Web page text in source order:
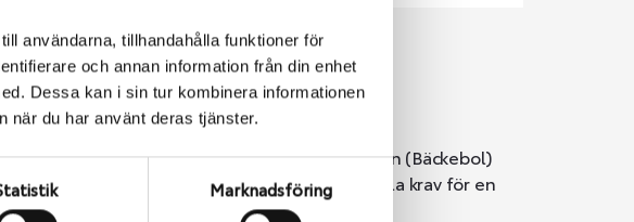
användarna, tillhandahålla funktioner för
och annan information från din enhet
Dessa kan i sin tur kombinera informationen
när du har använt deras tjänster.
Marknadsföring
i Göteborg. Välj mellan Hisingen (Bäckebol)
vi byter dina däck ser vi till att de uppfyller alla krav för en